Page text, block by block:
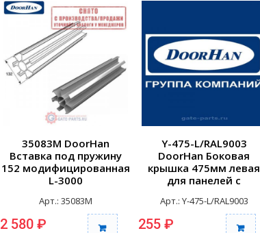
35083M DoorHan
Вставка под пружину
152 модифицированная
L-3000
Арт.: 35083M
2 580 ₽
Y-475-L/RAL9003
DoorHan Боковая
крышка 475мм левая
для панелей с
крепления RAL9003
Арт.: Y-475-L/RAL9003
255 ₽